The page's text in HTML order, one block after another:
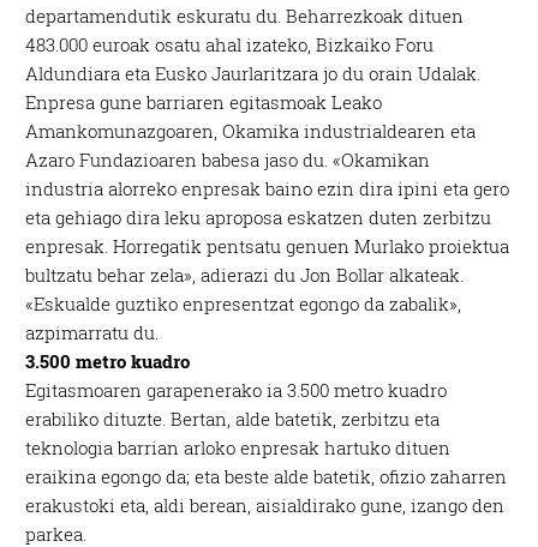
departamendutik eskuratu du. Beharrezkoak dituen
483.000 euroak osatu ahal izateko, Bizkaiko Foru
Aldundiara eta Eusko Jaurlaritzara jo du orain Udalak.
Enpresa gune barriaren egitasmoak Leako
Amankomunazgoaren, Okamika industrialdearen eta
Azaro Fundazioaren babesa jaso du. «Okamikan
industria alorreko enpresak baino ezin dira ipini eta gero
eta gehiago dira leku aproposa eskatzen duten zerbitzu
enpresak. Horregatik pentsatu genuen Murlako proiektua
bultzatu behar zela», adierazi du Jon Bollar alkateak.
«Eskualde guztiko enpresentzat egongo da zabalik»,
azpimarratu du.
3.500 metro kuadro
Egitasmoaren garapenerako ia 3.500 metro kuadro
erabiliko dituzte. Bertan, alde batetik, zerbitzu eta
teknologia barrian arloko enpresak hartuko dituen
eraikina egongo da; eta beste alde batetik, ofizio zaharren
erakustoki eta, aldi berean, aisialdirako gune, izango den
parkea.